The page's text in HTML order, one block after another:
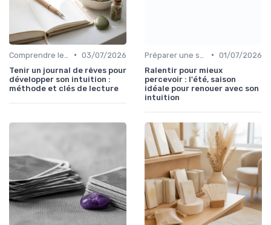
• 03/07/2026
Tenir un journal de rêves pour
développer son intuition :
méthode et clés de lecture
• 01/07/2026
Ralentir pour mieux
percevoir : l'été, saison
idéale pour renouer avec son
intuition